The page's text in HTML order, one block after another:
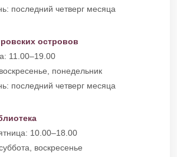
последний четверг месяца
островов
11.00–19.00
понедельник
последний четверг месяца
10.00–18.00
воскресенье